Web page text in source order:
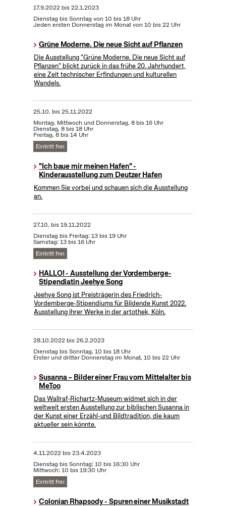
17.9.2022bis22.1.2023
Dienstag bis Sonntag von 10 bis 18 Uhr
Jeden ersten Donnerstag im Monat von 10 bis 22 Uhr
Grüne Moderne. Die neue Sicht auf Pflanzen
Die Ausstellung "Grüne Moderne. Die neue Sicht auf
Pflanzen" blickt zurück in das frühe 20. Jahrhundert,
eine Zeit technischer Erfindungen und kulturellen
Wandels.
25.10. bis25.11.2022
Montag, Mittwoch und Donnerstag, 8 bis 16 Uhr
Dienstag, 8 bis 18 Uhr
Freitag, 8 bis 14 Uhr
Eintritt frei
"Ich baue mir meinen Hafen" -
Kinderausstellung zum Deutzer Hafen
Kommen Sie vorbei und schauen sich die Ausstellung
an.
27.10. bis19.11.2022
Dienstag bis Freitag: 13 bis 19 Uhr
Samstag: 13 bis 16 Uhr
Eintritt frei
HALLO! - Ausstellung der Vordemberge-
Stipendiatin Jeehye Song
Jeehye Song ist Preisträgerin des Friedrich-
Vordemberge-Stipendiums für Bildende Kunst 2022.
Ausstellung ihrer Werke in der artothek, Köln.
28.10.2022bis26.2.2023
Dienstag bis Sonntag, 10 bis 18 Uhr
Erster und dritter Donnerstag im Monat, 10 bis 22 Uhr
Susanna – Bilder einer Frau vom Mittelalter bis
MeToo
Das Wallraf-Richartz-Museum widmet sich in der
weltweit ersten Ausstellung zur biblischen Susanna in
der Kunst einer Erzähl-und Bildtradition, die kaum
aktueller sein könnte.
4.11.2022bis23.4.2023
Dienstag bis Sonntag: 10 bis 16:30 Uhr
Mittwoch: 10 bis 19:30 Uhr
Eintritt frei
Colonian Rhapsody - Spuren einer Musikstadt